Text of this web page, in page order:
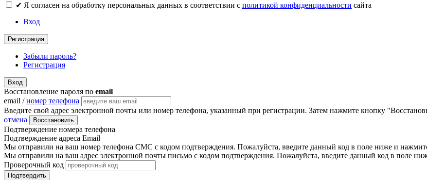
✔ Я согласен на обработку персональных данных в соответствии с политикой конфиденциальности сайта
Вход
Регистрация
Забыли пароль?
Регистрация
Вход
Восстановление пароля по email
email /номер телефона
Введите свой адрес электронной почты или номер телефона, указанный при регистрации. Затем нажмите кнопку
отмена
Восстановить
Подтверждение номера телефона
Подтверждение адреса Email
Мы отправили на ваш номер телефона СМС с кодом подтверждения. Пожалуйста, введите данный код в поле ниже и
Мы отправили на ваш адрес электронной почты письмо с кодом подтверждения. Пожалуйста, введите данный код в поле
Проверочный код
Подтвердить